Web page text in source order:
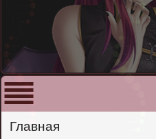
Главная